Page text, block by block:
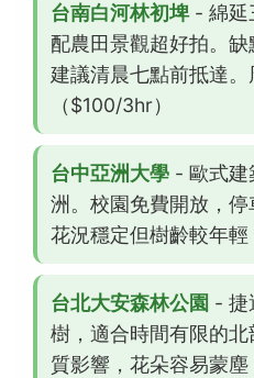
台南白河林初埤- 綿延
配農田景觀超好拍。缺
建議清晨七點前抵達
（$100/3hr）
台中亞洲大學 - 歐式建
洲。校園免費開放，停
花況穩定但樹齡較年
台北大安森林公園 - 捷
樹，適合時間有限的
質影響，花朵容易蒙塵